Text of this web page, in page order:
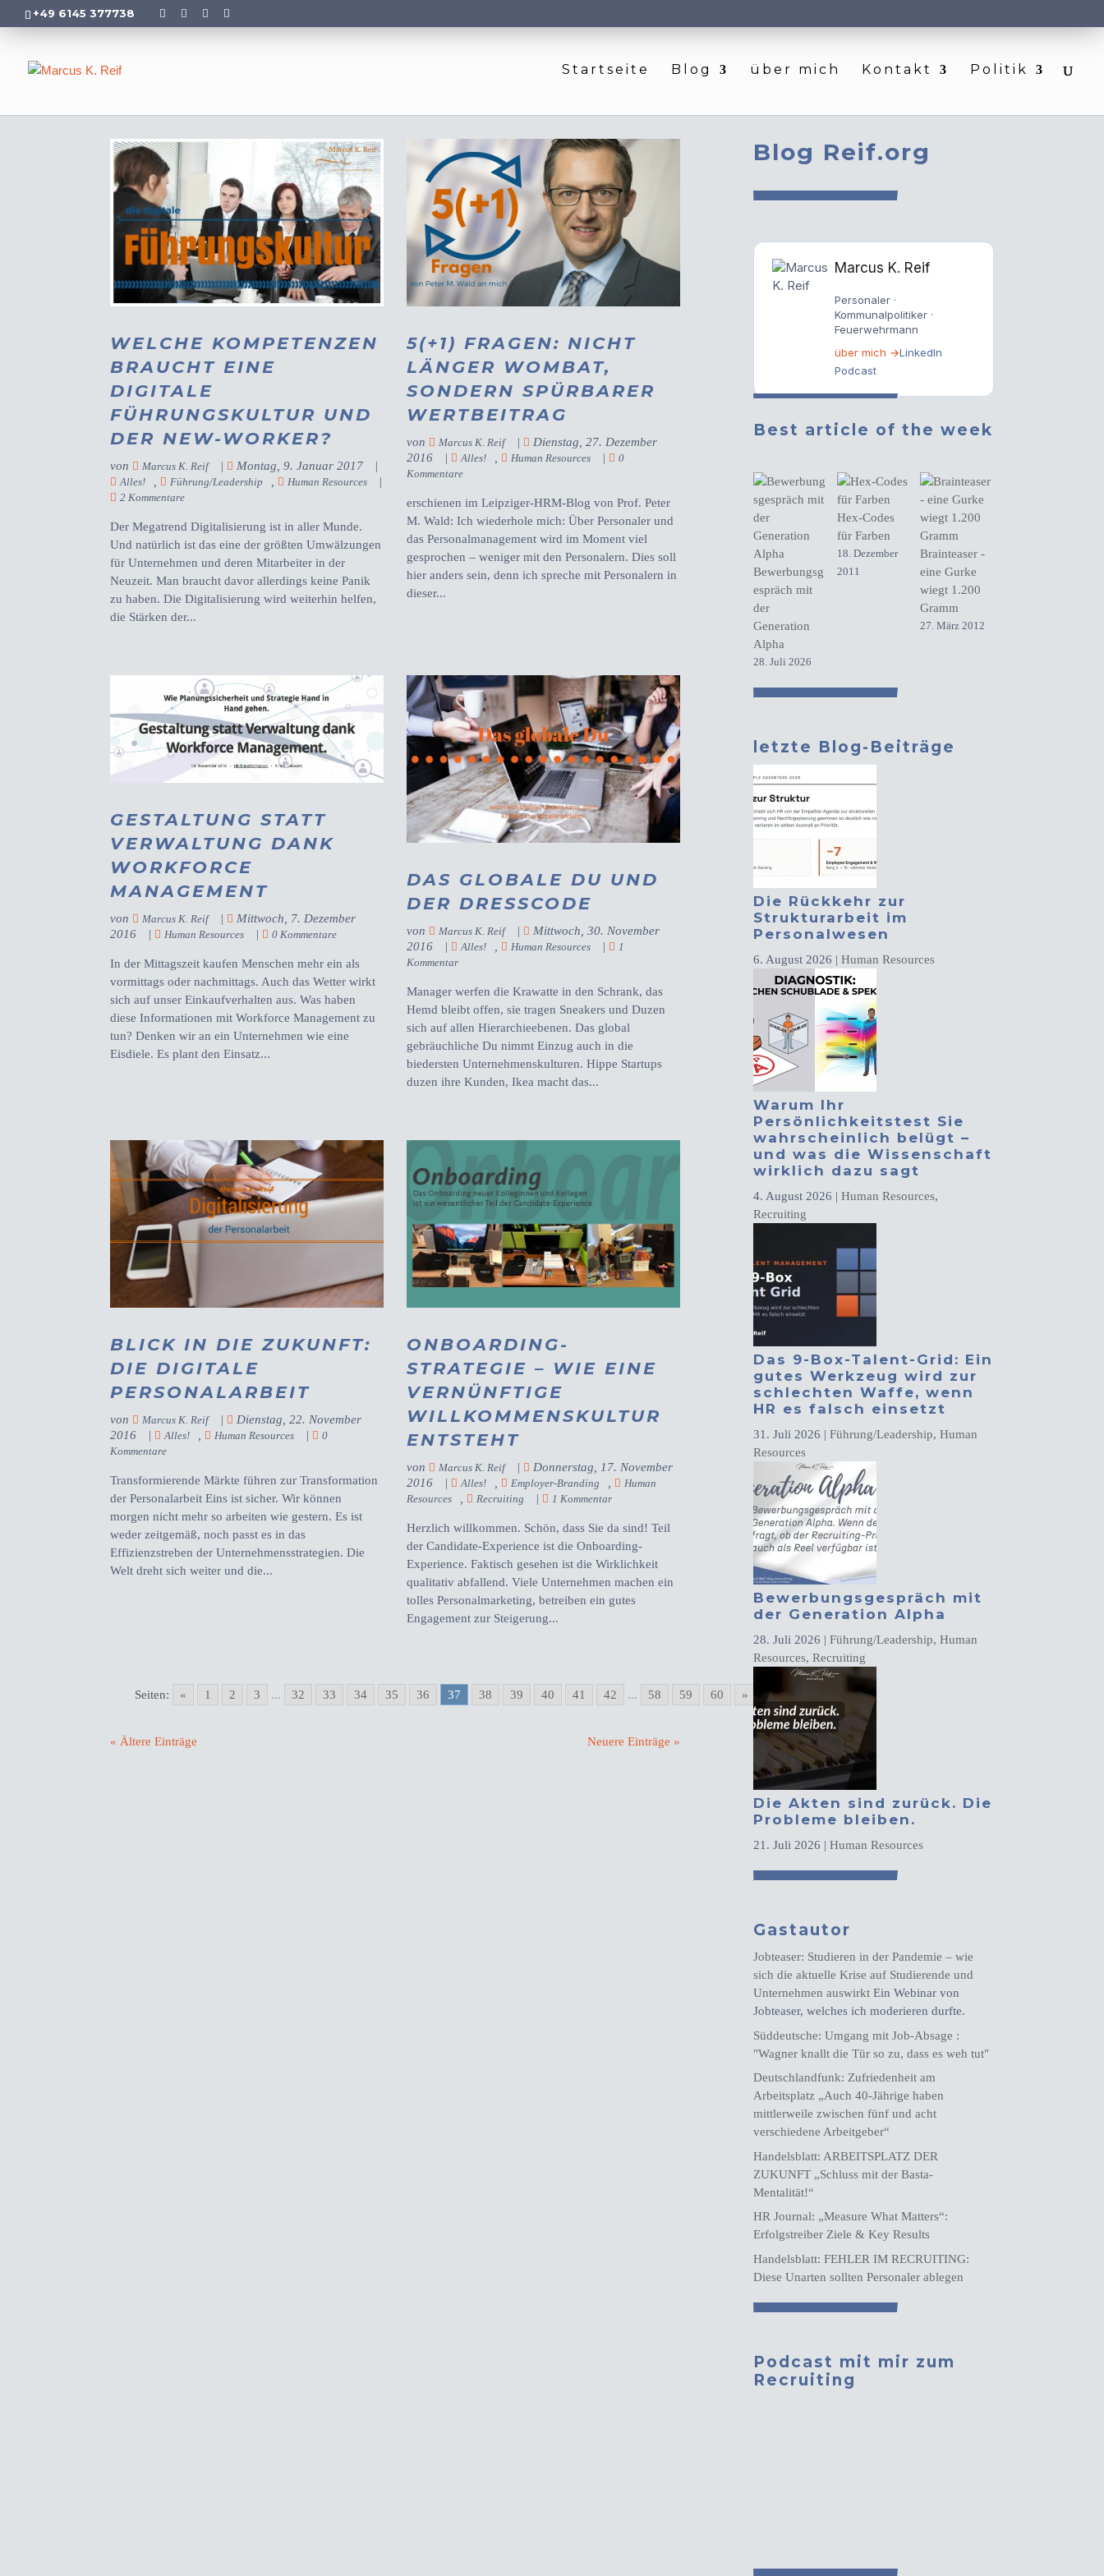
+49 6145 377738
Startseite Blog über mich Kontakt Politik
WELCHE KOMPETENZEN
BRAUCHT EINE
DIGITALE
FÜHRUNGSKULTUR UND
DER NEW-WORKER?
von Marcus K. Reif | Montag, 9. Januar 2017 |
Alles! Führung/Leadership Human Resources |
2 Kommentare
Der Megatrend Digitalisierung ist in aller Munde.
Und natürlich ist das eine der größten Umwälzungen
für Unternehmen und deren Mitarbeiter in der
Neuzeit. Man braucht davor allerdings keine Panik
zu haben. Die Digitalisierung wird weiterhin helfen,
die Stärken der...
5(+1) FRAGEN: NICHT
LÄNGER WOMBAT,
SONDERN SPÜRBARER
WERTBEITRAG
von Marcus K. Reif |
Dienstag, 27. Dezember
2016
| Alles! Human Resources |
0
Kommentare
erschienen im Leipziger-HRM-Blog von Prof. Peter
M. Wald: Ich wiederhole mich: Über Personaler und
das Personalmanagement wird im Moment viel
gesprochen – weniger mit den Personalern. Dies soll
hier anders sein, denn ich spreche mit Personalern in
dieser...
GESTALTUNG STATT
VERWALTUNG DANK
WORKFORCE
MANAGEMENT
von Marcus K. Reif |
Mittwoch, 7. Dezember
2016
| Human Resources | 0 Kommentare
In der Mittagszeit kaufen Menschen mehr ein als
vormittags oder nachmittags. Auch das Wetter wirkt
sich auf unser Einkaufverhalten aus. Was haben
diese Informationen mit Workforce Management zu
tun? Denken wir an ein Unternehmen wie eine
Eisdiele. Es plant den Einsatz...
DAS GLOBALE DU UND
DER DRESSCODE
von Marcus K. Reif |
Mittwoch, 30. November
2016
| Alles! Human Resources |
1
Kommentar
Manager werfen die Krawatte in den Schrank, das
Hemd bleibt offen, sie tragen Sneakers und Duzen
sich auf allen Hierarchieebenen. Das global
gebräuchliche Du nimmt Einzug auch in die
biedersten Unternehmenskulturen. Hippe Startups
duzen ihre Kunden, Ikea macht das...
BLICK IN DIE ZUKUNFT:
DIE DIGITALE
PERSONALARBEIT
von Marcus K. Reif |
Dienstag, 22. November
2016
| Alles! Human Resources |
0
Kommentare
Transformierende Märkte führen zur Transformation
der Personalarbeit Eins ist sicher. Wir können
morgen nicht mehr so arbeiten wie gestern. Es ist
weder zeitgemäß, noch passt es in das
Effizienzstreben der Unternehmensstrategien. Die
Welt dreht sich weiter und die...
ONBOARDING-
STRATEGIE – WIE EINE
VERNÜNFTIGE
WILLKOMMENSKULTUR
ENTSTEHT
von Marcus K. Reif |
Donnerstag, 17. November
2016
| Alles! Employer-Branding
Human
Resources
Recruiting | 1 Kommentar
Herzlich willkommen. Schön, dass Sie da sind! Teil
der Candidate-Experience ist die Onboarding-
Experience. Faktisch gesehen ist die Wirklichkeit
qualitativ abfallend. Viele Unternehmen machen ein
tolles Personalmarketing, betreiben ein gutes
Engagement zur Steigerung...
Seiten: « 1 2 3 ... 32 33 34 35 36 37 38 39 40 41 42 ... 58 59 60 »
« Ältere Einträge Neuere Einträge »
Blog Reif.org
Marcus K. Reif
Personaler ·
Kommunalpolitiker ·
Feuerwehrmann
über mich →LinkedIn
Podcast
Best article of the week
Bewerbungsg
espräch mit
der
Generation
Alpha
28. Juli 2026
Hex-Codes
für Farben
18. Dezember
2011
Brainteaser -
eine Gurke
wiegt 1.200
Gramm
27. März 2012
letzte Blog-Beiträge
Die Rückkehr zur
Strukturarbeit im
Personalwesen
6. August 2026 |Human Resources
Warum Ihr
Persönlichkeitstest Sie
wahrscheinlich belügt –
und was die Wissenschaft
wirklich dazu sagt
4. August 2026 |Human Resources,
Recruiting
Das 9-Box-Talent-Grid: Ein
gutes Werkzeug wird zur
schlechten Waffe, wenn
HR es falsch einsetzt
31. Juli 2026 |Führung/Leadership,Human
Resources
Bewerbungsgespräch mit
der Generation Alpha
28. Juli 2026 |Führung/Leadership,Human
Resources,Recruiting
Die Akten sind zurück. Die
Probleme bleiben.
21. Juli 2026 |Human Resources
Gastautor
Jobteaser: Studieren in der Pandemie – wie
sich die aktuelle Krise auf Studierende und
Unternehmen auswirkt Ein Webinar von
Jobteaser, welches ich moderieren durfte.
Süddeutsche: Umgang mit Job-Absage :
"Wagner knallt die Tür so zu, dass es weh tut"
Deutschlandfunk: Zufriedenheit am
Arbeitsplatz „Auch 40-Jährige haben
mittlerweile zwischen fünf und acht
verschiedene Arbeitgeber“
Handelsblatt: ARBEITSPLATZ DER
ZUKUNFT „Schluss mit der Basta-
Mentalität!“
HR Journal: „Measure What Matters“:
Erfolgstreiber Ziele & Key Results
Handelsblatt: FEHLER IM RECRUITING:
Diese Unarten sollten Personaler ablegen
Podcast mit mir zum
Recruiting